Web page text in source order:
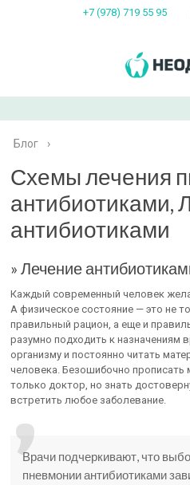
+7 (978) 719 55 95
Блог ›
Схемы лечения
антибиотиками,
антибиотиками
» Лечение
Каждый современный человек
А физическое состояние — это не
правильный рацион, а еще и
разумно подходить к назначениям
организму и постоянно читать
человека. Безошибочно
только доктор, но знать
встретить любое заболевание.
Врачи подчеркивают, что
пневмонии антибиотиками